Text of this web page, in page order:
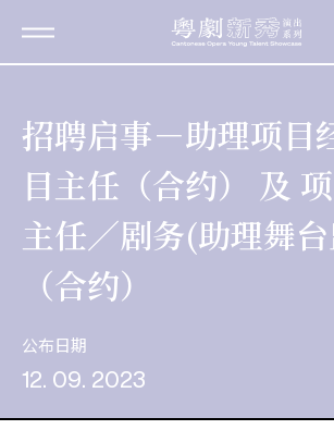
招聘启事－助理项目
目主任（合约） 及
主任／剧务(助理舞
（合约）
公布日期
12. 09. 2023